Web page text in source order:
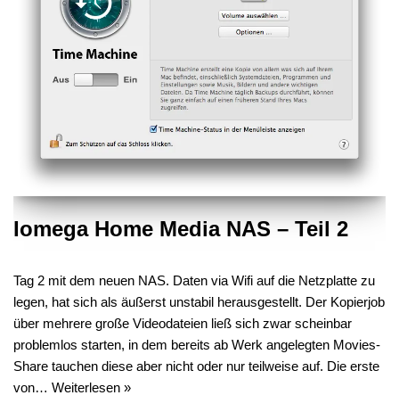
Iomega Home Media NAS – Teil 2
Tag 2 mit dem neuen NAS. Daten via Wifi auf die Netzplatte zu
legen, hat sich als äußerst unstabil herausgestellt. Der Kopierjob
über mehrere große Videodateien ließ sich zwar scheinbar
problemlos starten, in dem bereits ab Werk angelegten Movies-
Share tauchen diese aber nicht oder nur teilweise auf. Die erste
von… Weiterlesen »